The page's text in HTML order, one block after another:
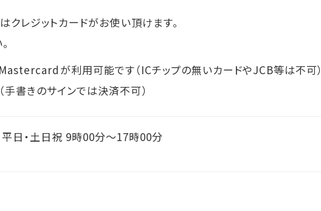
レジットカードがお使い頂けます。
が利用可能です（ICチップの無いカードやJCB等は不可
書きのサインでは決済不可）
平日・土日祝 9時00分〜17時00分